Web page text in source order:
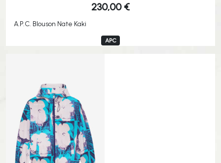
230,00 €
A.P.C. Blouson Nate Kaki
APC